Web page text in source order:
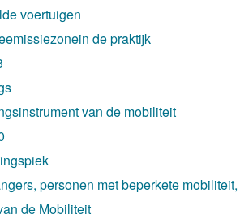
voertuigen
de praktijk
van de mobiliteit
personen met beperkete
de Mobiliteit